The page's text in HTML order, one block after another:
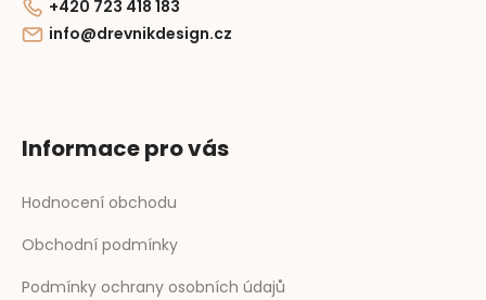
+420 723 418 183
info@drevnikdesign.cz
Informace pro vás
Hodnocení obchodu
Obchodní podmínky
Podmínky ochrany osobních údajů